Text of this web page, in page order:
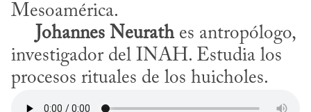
Mesoamérica.
Johannes Neurath es antropólogo,
investigador del INAH. Estudia los
procesos rituales de los huicholes.